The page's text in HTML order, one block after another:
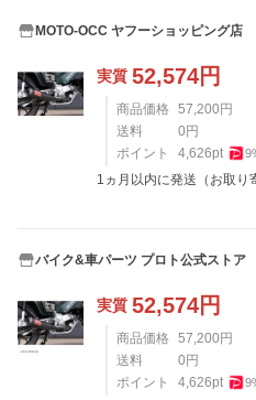
MOTO-OCC ヤフーショッピング店
実質 52,574円
商品価格 57,200 円
送料
0 円
ポイント
4,626pt 9
1ヵ月以内に発送（お取り
バイク&車パーツ プロト公式ストア
実質 52,574円
商品価格 57,200 円
送料
0 円
ポイント
4,626pt 9